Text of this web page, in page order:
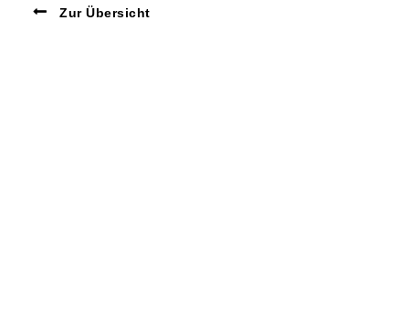
Zur Übersicht